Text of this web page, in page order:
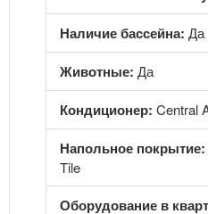
Наличие бассейна: Да
Животные: Да
Кондиционер: Central
Напольное покрытие:
Tile
Оборудование в